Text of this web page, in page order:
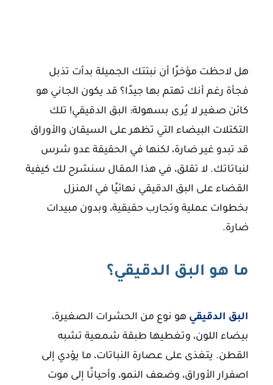
هل لاحظت مؤخرًا أن نبتتك الجميلة بدأت تذبل
فجأة رغم أنك تهتم بها جيدًا؟ قد يكون الجاني هو
كائن صغير لا يُرى بسهولة: البق الدقيقي! تلك
التكتلات البيضاء التي تظهر على السيقان والأوراق
قد تبدو غير ضارة، لكنها في الحقيقة عدو شرس
لنباتاتك. لا تقلق، في هذا المقال سنشرح لك كيفية
القضاء على البق الدقيقي نهائيًا في المنزل
بخطوات عملية وتجارب حقيقية، وبدون مبيدات
ضارة.
ما هو البق الدقيقي؟
البق الدقيقي هو نوع من الحشرات الصغيرة،
بيضاء اللون، وتغطيها طبقة شمعية تشبه
القطن. يتغذى على عصارة النباتات، ما يؤدي إلى
اصفرار الأوراق، وضعف النمو، وأحيانًا إلى موت